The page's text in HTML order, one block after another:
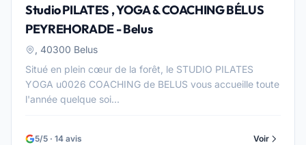
Studio PILATES , YOGA & COACHING BÉLUS
PEYREHORADE - Belus
, 40300 Belus
Situé en plein cœur de la forêt, le STUDIO PILATES
YOGA u0026 COACHING de BELUS vous accueille toute
l'année quelque soi...
5/5 · 14 avis Voir